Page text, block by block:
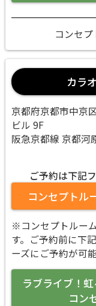
コンセ
カラ
京都府京都市中京
ビル 9F
阪急京都線 京都河
ご予約は下記
コンセプトル
※コンセプトルー
す。ご予約前に下
ーズにご予約が可能
ラブライブ！
コン